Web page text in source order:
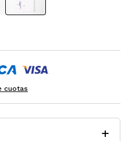
cuotas